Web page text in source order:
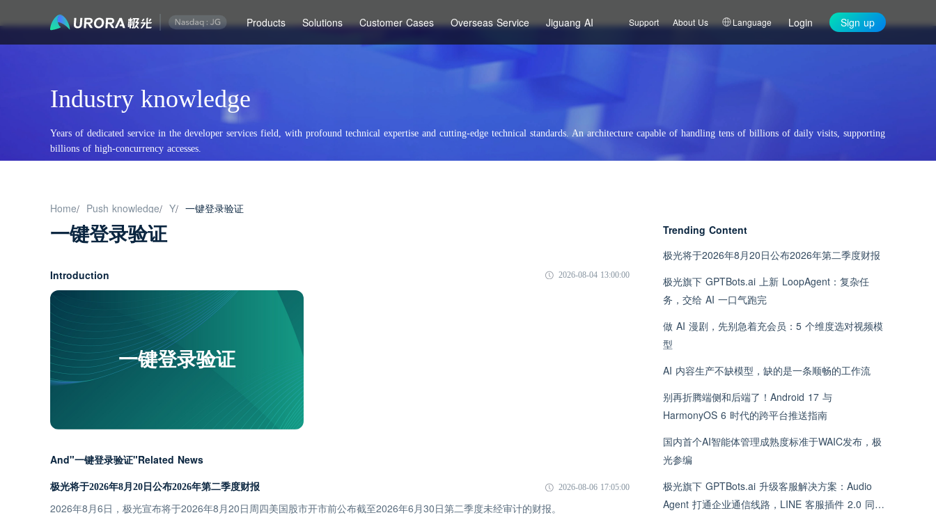
Products Solutions Customer Cases Overseas Service Jiguang AI Support About Us Language Login Sign up
Industry knowledge
Years of dedicated service in the developer services field, with profound technical expertise and cutting-edge technical standards. An architecture capable of handling tens of billions of daily visits, supporting
billions of high-concurrency accesses.
Home/ Push knowledge/ Y/ 一键登录验证
一键登录验证
Introduction 2026-08-04 13:00:00
一键登录验证
And"一键登录验证"Related News
极光将于2026年8月20日公布2026年第二季度财报 2026-08-06 17:05:00
2026年8月6日，极光宣布将于2026年8月20日周四美国股市开市前公布截至2026年6月30日第二季度未经审计的财报。
Trending Content
极光将于2026年8月20日公布2026年第二季度财报
极光旗下 GPTBots.ai 上新 LoopAgent：复杂任
务，交给 AI 一口气跑完
做 AI 漫剧，先别急着充会员：5 个维度选对视频模
型
AI 内容生产不缺模型，缺的是一条顺畅的工作流
别再折腾端侧和后端了！Android 17 与
HarmonyOS 6 时代的跨平台推送指南
国内首个AI智能体管理成熟度标准于WAIC发布，极
光参编
极光旗下 GPTBots.ai 升级客服解决方案：Audio
Agent 打通企业通信线路，LINE 客服插件 2.0 同步